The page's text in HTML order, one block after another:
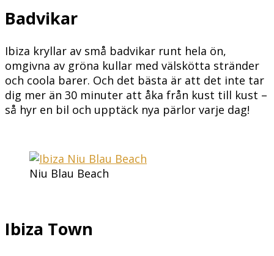
Badvikar
Ibiza kryllar av små badvikar runt hela ön,
omgivna av gröna kullar med välskötta stränder
och coola barer. Och det bästa är att det inte tar
dig mer än 30 minuter att åka från kust till kust –
så hyr en bil och upptäck nya pärlor varje dag!
Niu Blau Beach
Ibiza Town